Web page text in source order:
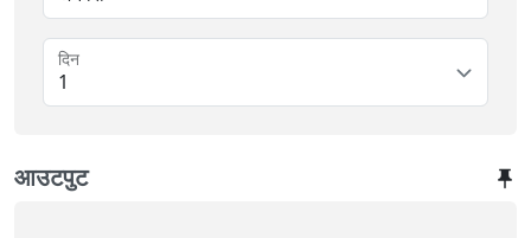
1
दिन
आउटपुट